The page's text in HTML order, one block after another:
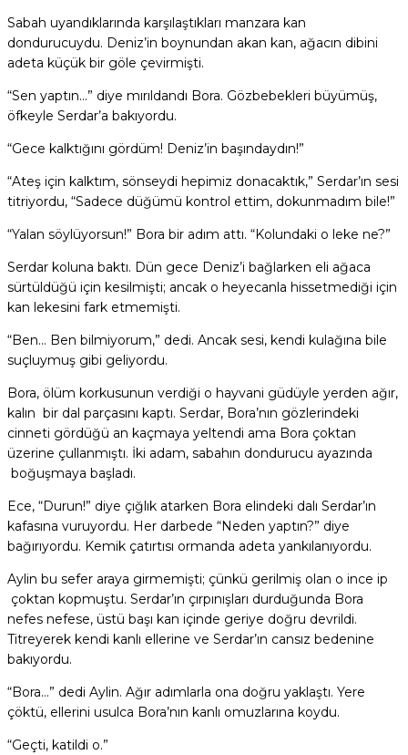
Sabah uyandıklarında karşılaştıkları manzara kan
dondurucuydu. Deniz’in boynundan akan kan, ağacın dibini
adeta küçük bir göle çevirmişti.
“Sen yaptın…” diye mırıldandı Bora. Gözbebekleri büyümüş,
öfkeyle Serdar’a bakıyordu.
“Gece kalktığını gördüm! Deniz’in başındaydın!”
“Ateş için kalktım, sönseydi hepimiz donacaktık,” Serdar’ın sesi
titriyordu, “Sadece düğümü kontrol ettim, dokunmadım bile!”
“Yalan söylüyorsun!” Bora bir adım attı. “Kolundaki o leke ne?”
Serdar koluna baktı. Dün gece Deniz’i bağlarken eli ağaca
sürtüldüğü için kesilmişti; ancak o heyecanla hissetmediği için
kan lekesini fark etmemişti.
“Ben… Ben bilmiyorum,” dedi. Ancak sesi, kendi kulağına bile
suçluymuş gibi geliyordu.
Bora, ölüm korkusunun verdiği o hayvani güdüyle yerden ağır,
kalın bir dal parçasını kaptı. Serdar, Bora’nın gözlerindeki
cinneti gördüğü an kaçmaya yeltendi ama Bora çoktan
üzerine çullanmıştı. İki adam, sabahın dondurucu ayazında
boğuşmaya başladı.
Ece, “Durun!” diye çığlık atarken Bora elindeki dalı Serdar’ın
kafasına vuruyordu. Her darbede “Neden yaptın?” diye
bağırıyordu. Kemik çatırtısı ormanda adeta yankılanıyordu.
Aylin bu sefer araya girmemişti; çünkü gerilmiş olan o ince ip
çoktan kopmuştu. Serdar’ın çırpınışları durduğunda Bora
nefes nefese, üstü başı kan içinde geriye doğru devrildi.
Titreyerek kendi kanlı ellerine ve Serdar’ın cansız bedenine
bakıyordu.
“Bora…” dedi Aylin. Ağır adımlarla ona doğru yaklaştı. Yere
çöktü, ellerini usulca Bora’nın kanlı omuzlarına koydu.
“Geçti, katildi o.”